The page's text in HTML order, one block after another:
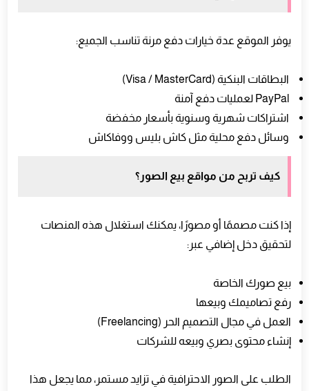
يوفر الموقع عدة خيارات دفع مرنة تناسب الجميع:
البطاقات البنكية (Visa / MasterCard)
اشتراكات شهرية وسنوية بأسعار مخفضة
وسائل دفع محلية مثل كاش بليس ووفاكاش
كيف تربح من مواقع بيع الصور؟
إذا كنت مصممًا أو مصورًا، يمكنك استغلال هذه المنصات
لتحقيق دخل إضافي عبر:
بيع صورك الخاصة
رفع تصاميمك وبيعها
العمل في مجال التصميم الحر (Freelancing)
إنشاء محتوى بصري وبيعه للشركات
الطلب على الصور الاحترافية في تزايد مستمر، مما يجعل هذا